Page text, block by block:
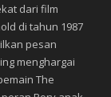
dari film
di tahun 1987
pesan
menghargai
The